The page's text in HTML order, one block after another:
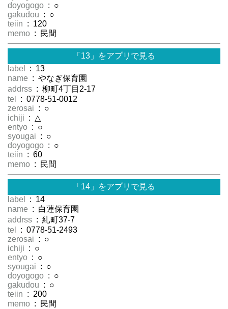
doyogogo : ○
gakudou : ○
teiin : 120
memo : 民間
「13」をアプリで見る
label
: 13
name : やなぎ保育園
addrss : 柳町4丁目2-17
tel
: 0778-51-0012
zerosai : ○
ichiji : △
entyo : ○
syougai : ○
doyogogo : ○
teiin : 60
memo : 民間
「14」をアプリで見る
label
: 14
name : 白蓮保育園
addrss : 糺町37-7
tel
: 0778-51-2493
zerosai : ○
ichiji : ○
entyo : ○
syougai : ○
doyogogo : ○
gakudou : ○
teiin : 200
memo : 民間